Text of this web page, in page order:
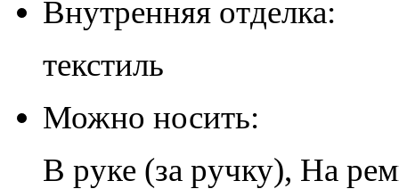
Внутренняя отделка:
текстиль
Можно носить:
В руке (за ручку), На